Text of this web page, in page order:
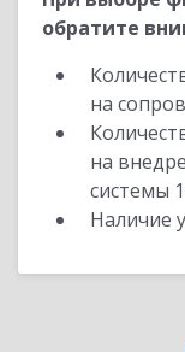
обратите
на
на
системы
Наличие